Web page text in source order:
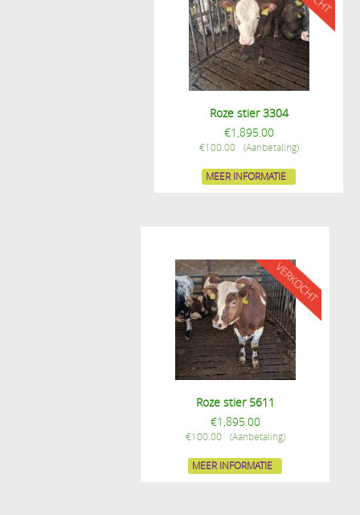
Roze stier 3304
€1,895.00
€100.00
MEER INFORMATIE
Roze stier 5611
€1,895.00
€100.00
MEER INFORMATIE